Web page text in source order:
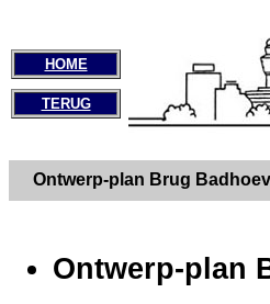
HOME
TERUG
Ontwerp-plan Brug
Ontwerp-plan